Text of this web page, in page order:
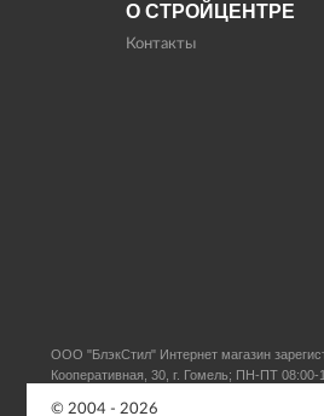
О СТРОЙЦЕНТРЕ
Контакты
ООО "БлэкСтил" Интернет магазин
Кооперативная, 30, г. Гомель; ПН-ПТ
© 2004 - 2026